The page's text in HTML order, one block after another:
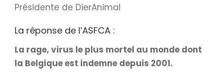
Présidente de DierAnimal
La réponse de l’ASFCA :
La rage, virus le plus mortel au monde dont
la Belgique est indemne depuis 2001.